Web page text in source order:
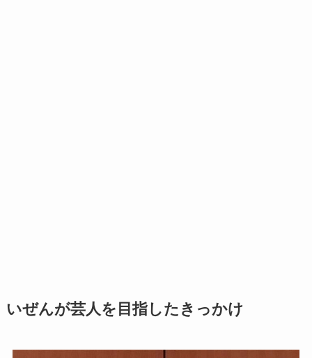
いぜんが芸人を目指したきっかけ